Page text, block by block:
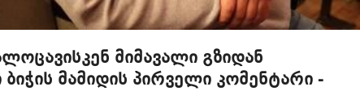
მიმავალი გზიდან
მამიდის პირველი კომენტარი -